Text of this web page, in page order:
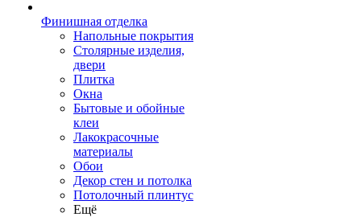
Финишная отделка
Напольные покрытия
Столярные изделия,
двери
Плитка
Окна
Бытовые и обойные
клеи
Лакокрасочные
материалы
Обои
Декор стен и потолка
Потолочный плинтус
Ещё